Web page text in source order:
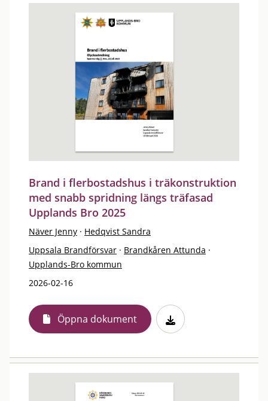
Brand i flerbostadshus i träkonstruktion
med snabb spridning längs träfasad
Upplands Bro 2025
Näver Jenny · Hedqvist Sandra
Uppsala Brandförsvar · Brandkåren Attunda ·
Upplands-Bro kommun
2026-02-16
Öppna dokument